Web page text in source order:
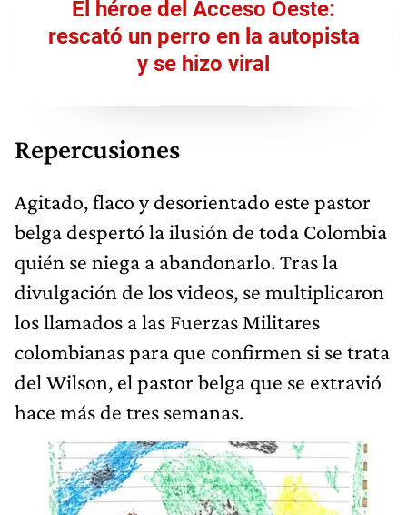
El héroe del Acceso Oeste:
rescató un perro en la autopista
y se hizo viral
Repercusiones
Agitado, flaco y desorientado este pastor
belga despertó la ilusión de toda Colombia
quién se niega a abandonarlo. Tras la
divulgación de los videos, se multiplicaron
los llamados a las Fuerzas Militares
colombianas para que confirmen si se trata
del Wilson, el pastor belga que se extravió
hace más de tres semanas.